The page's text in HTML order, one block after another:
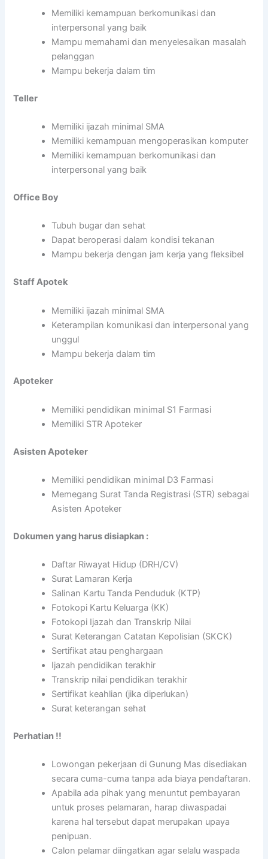
Memiliki kemampuan berkomunikasi dan
interpersonal yang baik
Mampu memahami dan menyelesaikan masalah
pelanggan
Mampu bekerja dalam tim
Teller
Memiliki ijazah minimal SMA
Memiliki kemampuan mengoperasikan komputer
Memiliki kemampuan berkomunikasi dan
interpersonal yang baik
Office Boy
Tubuh bugar dan sehat
Dapat beroperasi dalam kondisi tekanan
Mampu bekerja dengan jam kerja yang fleksibel
Staff Apotek
Memiliki ijazah minimal SMA
Keterampilan komunikasi dan interpersonal yang
unggul
Mampu bekerja dalam tim
Apoteker
Memiliki pendidikan minimal S1 Farmasi
Memiliki STR Apoteker
Asisten Apoteker
Memiliki pendidikan minimal D3 Farmasi
Memegang Surat Tanda Registrasi (STR) sebagai
Asisten Apoteker
Dokumen yang harus disiapkan :
Daftar Riwayat Hidup (DRH/CV)
Surat Lamaran Kerja
Salinan Kartu Tanda Penduduk (KTP)
Fotokopi Kartu Keluarga (KK)
Fotokopi Ijazah dan Transkrip Nilai
Surat Keterangan Catatan Kepolisian (SKCK)
Sertifikat atau penghargaan
Ijazah pendidikan terakhir
Transkrip nilai pendidikan terakhir
Sertifikat keahlian (jika diperlukan)
Surat keterangan sehat
Perhatian !!
Lowongan pekerjaan di Gunung Mas disediakan
secara cuma-cuma tanpa ada biaya pendaftaran.
Apabila ada pihak yang menuntut pembayaran
untuk proses pelamaran, harap diwaspadai
karena hal tersebut dapat merupakan upaya
penipuan.
Calon pelamar diingatkan agar selalu waspada